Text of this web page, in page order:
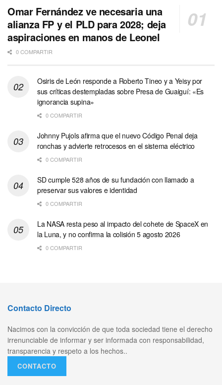
Omar Fernández ve necesaria una
alianza FP y el PLD para 2028; deja
aspiraciones en manos de Leonel
0 COMPARTIR
Osiris de León responde a Roberto Tineo y a Yeisy por
sus críticas destempladas sobre Presa de Guaiguí: «Es
ignorancia supina»
0 COMPARTIR
Johnny Pujols afirma que el nuevo Código Penal deja
ronchas y advierte retrocesos en el sistema eléctrico
0 COMPARTIR
SD cumple 528 años de su fundación con llamado a
preservar sus valores e identidad
0 COMPARTIR
La NASA resta peso al impacto del cohete de SpaceX en
la Luna, y no confirma la colisión 5 agosto 2026
0 COMPARTIR
Contacto Directo
Nacimos con la convicción de que toda sociedad tiene el derecho
irrenunciable de informar y ser informada con responsabilidad,
transparencia y respeto a los hechos..
CONTACTO